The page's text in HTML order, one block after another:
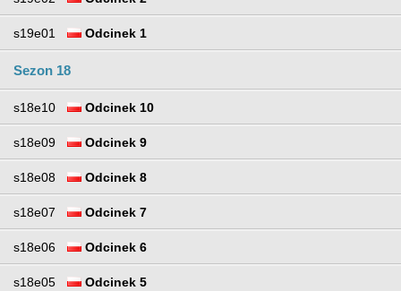
s19e01 Odcinek 1
Sezon 18
s18e10 Odcinek 10
s18e09 Odcinek 9
s18e08 Odcinek 8
s18e07 Odcinek 7
s18e06 Odcinek 6
s18e05 Odcinek 5